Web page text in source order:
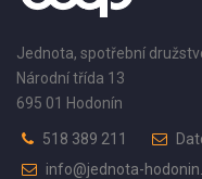
Jednota, spotřební
Národní třída 13
695 01 Hodonín
518 389 211
info@jednota-